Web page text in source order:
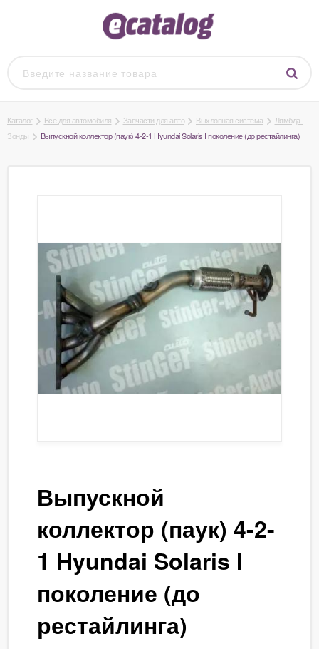
Каталог Всё для автомобиля Запчасти для авто Выхлопная система
Лямбда-
Зонды
Выпускной коллектор (паук) 4-2-1 Hyundai Solaris I поколение (до рестайлинга)
Выпускной
коллектор (паук) 4-2-
1 Hyundai Solaris I
поколение (до
рестайлинга)